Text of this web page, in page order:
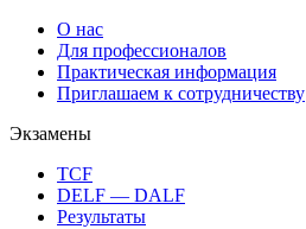
О нас
Для профессионалов
Практическая информация
Приглашаем к сотрудничеству
Экзамены
TCF
DELF — DALF
Результаты